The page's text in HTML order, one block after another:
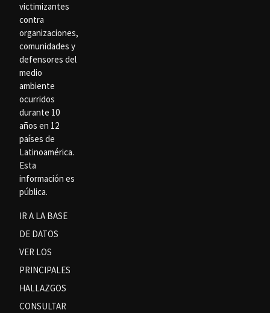
victimizantes
contra
organizaciones,
comunidades y
defensores del
medio
ambiente
ocurridos
durante 10
años en 12
países de
Latinoamérica.
Esta
información es
pública.
IR A LA BASE
DE DATOS
VER LOS
PRINCIPALES
HALLAZGOS
CONSULTAR